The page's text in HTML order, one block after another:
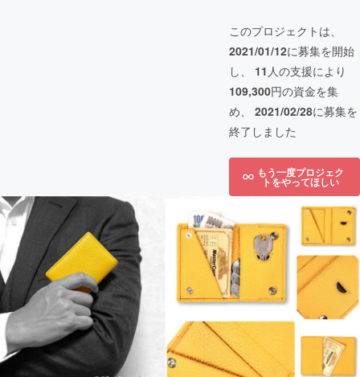
このプロジェクトは、
2021/01/12に募集を開始
し、 11 人の支援により
109,300円の資金を集
め、 2021/02/28に募集を
終了しました
もう一度プロジェク
トをやってほしい